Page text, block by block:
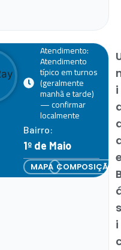
Atendimento:
Atendimento
típico em turnos
(geralmente
manhã e tarde)
— confirmar
localmente
Bairro:
1º de Maio
MAPA COMPOSIÇÃO
i
s
i